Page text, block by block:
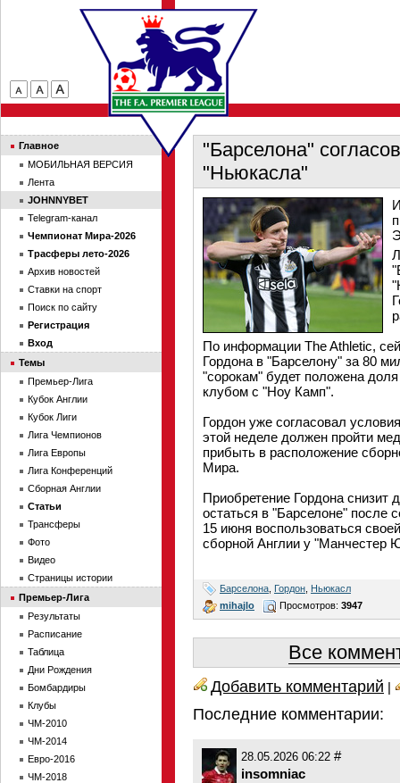
"Барселона"
"Ньюкасла"
По информации The Athletic,
Гордона в "Барселону" за 80
"сорокам" будет положена
клубом с "Ноу Камп".
Гордон уже согласовал
этой неделе должен пройти
прибыть в расположение
Мира.
Приобретение Гордона
остаться в "Барселоне" после
15 июня воспользоваться
сборной Англии у "Манчестер
Барселона Гордон Ньюкасл
mihajlo
Просмотров: 3947
Все
Добавить комментарий |
Последние комментарии:
28.05.2026 06:22 #
insomniac
Главное
МОБИЛЬНАЯ ВЕРСИЯ
Лента
JOHNNYBET
Telegram-канал
Чемпионат Мира-2026
Трасферы лето-2026
Архив новостей
Ставки на спорт
Поиск по сайту
Регистрация
Вход
Темы
Премьер-Лига
Кубок Англии
Кубок Лиги
Лига Чемпионов
Лига Европы
Лига Конференций
Сборная Англии
Статьи
Трансферы
Фото
Видео
Страницы истории
Премьер-Лига
Результаты
Расписание
Таблица
Дни Рождения
Бомбардиры
Клубы
ЧМ-2010
ЧМ-2014
Евро-2016
ЧМ-2018